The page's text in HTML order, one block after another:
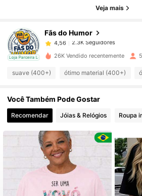
Veja mais
Loja Parceira Local
Fãs do Humor
2.3K Seguidores
4,56
2.3K Seguidores
b***a
pago1 dia atrás
4,56 2.3K Seguidores
4,56 2.3K Seguidores
4,56 2.3K Seguidores
4,56 2.3K Seguidores
26K Vendido recentemente
suave (400+) ótimo material (400+)
Você Também Pode Gostar
Recomendar Jóias & Relógios Roupa